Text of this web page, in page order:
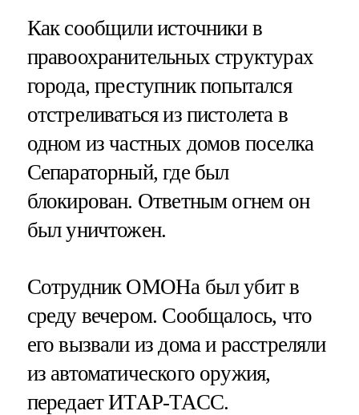
Как сообщили источники в
правоохранительных структурах
города, преступник попытался
отстреливаться из пистолета в
одном из частных домов поселка
Сепараторный, где был
блокирован. Ответным огнем он
был уничтожен.
Сотрудник ОМОНа был убит в
среду вечером. Сообщалось, что
его вызвали из дома и расстреляли
из автоматического оружия,
передает ИТАР-ТАСС.